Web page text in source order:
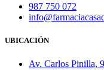
987 750 072
UBICACIÓN
Av. Carlos Pinilla,